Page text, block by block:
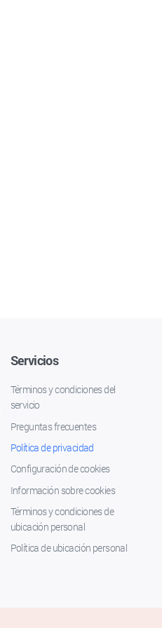
Servicios
Términos y condiciones del
servicio
Preguntas frecuentes
Política de privacidad
Configuración de cookies
Información sobre cookies
Términos y condiciones de
ubicación personal
Política de ubicación personal